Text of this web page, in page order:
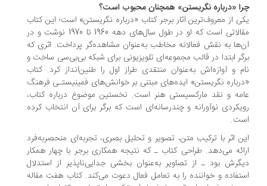
«درباره نگریستن» همچنان محبوب است؟
از معروف‌ترین آثار برجر کتاب «درباره نگریستن» است؛ این کتاب
مقالاتی است که او در طول سال‌های دهه 1960 تا 1970 نوشت و در
به نقش فعالانه‌ مخاطب به‌عنوان مشاهده‌گر پرداخت. اثری که
ابتدا در قالب مجموعه‌ای تلویزیونی برای شبکه بی‌بی‌سی ساخت و
و آوازه‌اش به‌عنوان منتقدی طراز اول را طنین‌انداز کرد. کتاب
نگریستن» ایده‌های مبتنی بر خوانش‌های فمینیستـی فرهنگ
و نقد مارکسیستی هنر است. نخستین موضوع درباره کتاب،
نوآورانه و چندرسانه‌ای است که برگر برای آن انتخاب کرده
اثر با ترکیب متن، تصویر و تحلیل بصری، تجربه‌ای منحصربه‌فرد
می‌دهد. طراحی کتاب ـ که نتیجه همکاری برجر با چهار همکار
بود ـ از تصاویر به‌عنوان بخشی جدایی‌ناپذیر از استدلال
و خواننده را به تعامل فعال دعوت می‌کند. کتاب هفت مقاله